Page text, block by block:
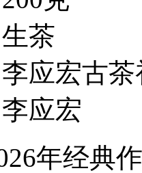
茶
应宏古
应宏
年经典